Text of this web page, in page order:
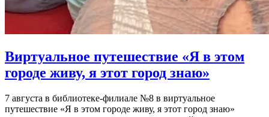
Виртуальное путешествие «Я в этом
городе живу, я этот город знаю»
7 августа в библиотеке-филиале №8 в виртуальное
путешествие «Я в этом городе живу, я этот город знаю»